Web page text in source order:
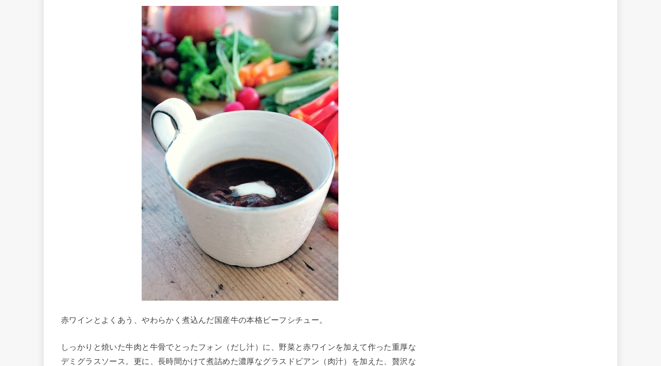
赤ワインとよくあう、やわらかく煮込んだ国産牛の本格ビーフシチュー。
しっかりと焼いた牛肉と牛骨でとったフォン（だし汁）に、野菜と赤ワインを加えて作った重厚な
デミグラスソース。更に、長時間かけて煮詰めた濃厚なグラスドビアン（肉汁）を加えた、贅沢な